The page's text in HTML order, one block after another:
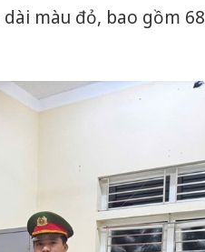
màu đỏ, bao gồm 68